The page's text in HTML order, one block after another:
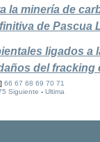
la minería de
de Pascua
ligados a
del fracking
]66 67 68 69 70 71
Siguiente -Ultima